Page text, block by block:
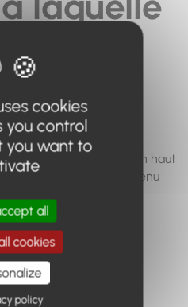
à
n'existe
plus.
moteur de recherche en haut
pour trouver le contenu
à l'accueil
cookies
you control
you want to
all
cookies
policy